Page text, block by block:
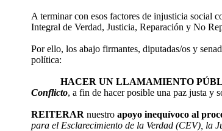
A terminar con esos factores de injusticia social
Integral de Verdad, Justicia, Reparación y No
Por ello, los abajo firmantes, diputadas/os y
política:
HACER UN LLAMAMIENTO
Conflicto, a fin de hacer posible una paz justa y
REITERAR nuestro apoyo inequívoco al
para el Esclarecimiento de la Verdad (CEV), la